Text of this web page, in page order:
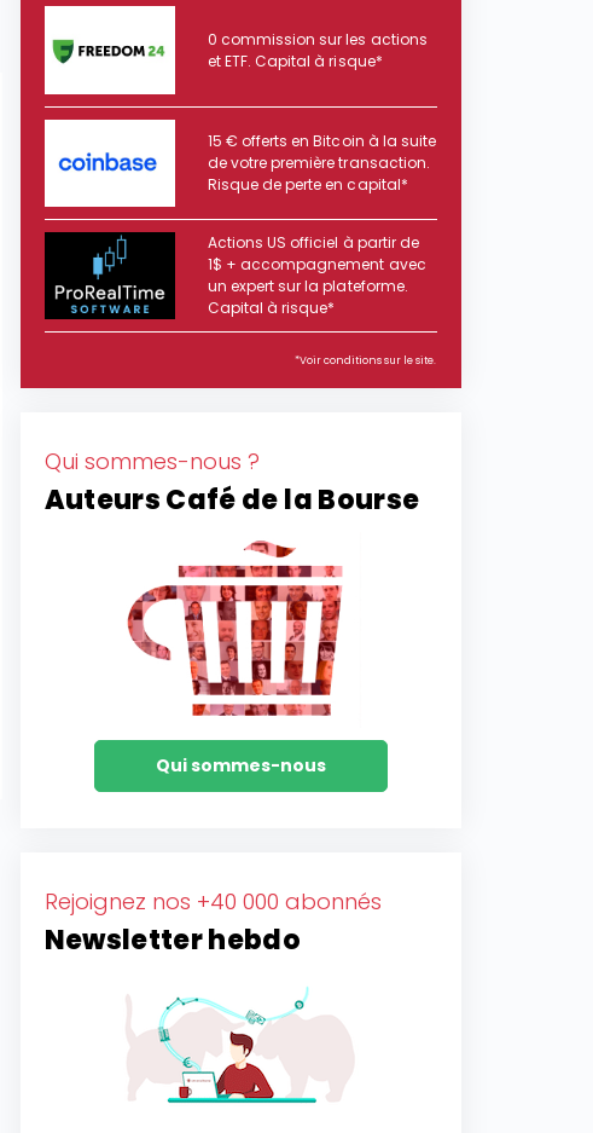
0 commission sur les actions
et ETF. Capital à risque*
15 € offerts en Bitcoin à la suite
de votre première transaction.
Risque de perte en capital*
Actions US officiel à partir de
1$ + accompagnement avec
un expert sur la plateforme.
Capital à risque*
*Voir conditions sur le site.
Qui sommes-nous ?
Auteurs Café de la Bourse
Qui sommes-nous
Rejoignez nos +40 000 abonnés
Newsletter hebdo